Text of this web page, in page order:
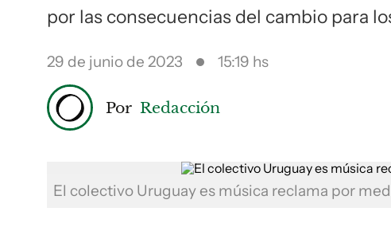
por las consecuencias del cambio para
29 de junio de 2023 15:19 hs
Por Redacción
El colectivo Uruguay es música reclama por